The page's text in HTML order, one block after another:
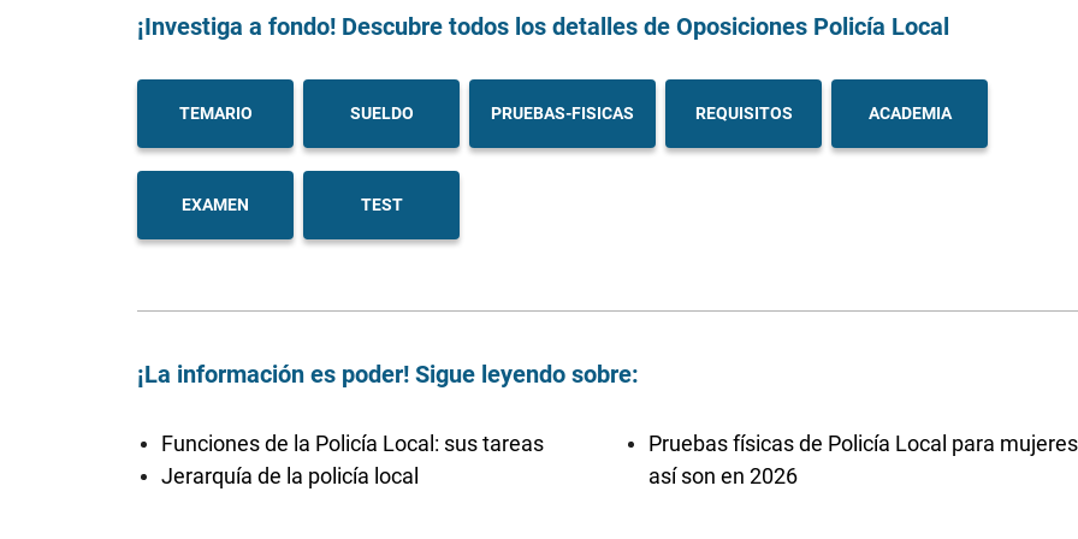
¡Investiga a fondo! Descubre todos los detalles de Oposiciones Policía Local
TEMARIO SUELDO PRUEBAS-FISICAS REQUISITOS ACADEMIA
EXAMEN TEST
¡La información es poder! Sigue leyendo sobre:
Funciones de la Policía Local: sus tareas
Jerarquía de la policía local
Pruebas físicas de Policía Local para
así son en 2026